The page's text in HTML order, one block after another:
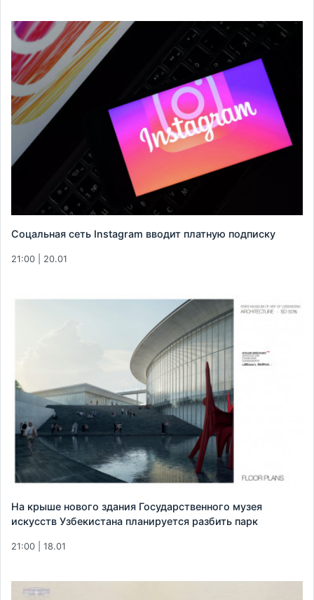
Соцальная сеть Instagram вводит платную подписку
21:00 | 20.01
На крыше нового здания Государственного музея
искусств Узбекистана планируется разбить парк
21:00 | 18.01